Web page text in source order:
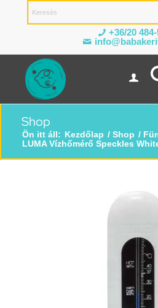
+36/20
Shop
Ön itt áll: Kezdőlap / Shop /
LUMA Vízhőmérő Speckles